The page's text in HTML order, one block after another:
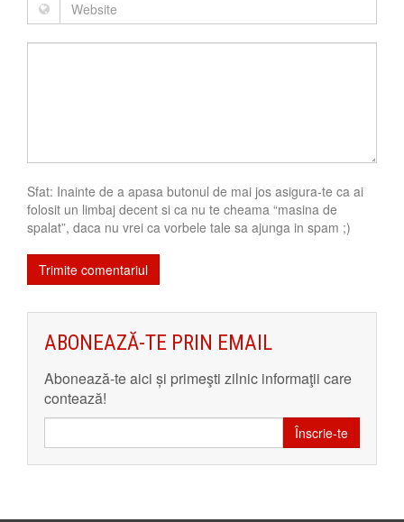
Sfat: Inainte de a apasa butonul de mai jos asigura-te ca ai
folosit un limbaj decent si ca nu te cheama “masina de
spalat”, daca nu vrei ca vorbele tale sa ajunga in spam ;)
ABONEAZĂ-TE PRIN EMAIL
Abonează-te aici și primeşti zilnic informaţii care
contează!
Înscrie-te